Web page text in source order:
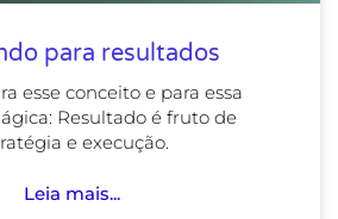
para resultados
esse conceito e para essa
Resultado é fruto de
e execução.
Leia mais...